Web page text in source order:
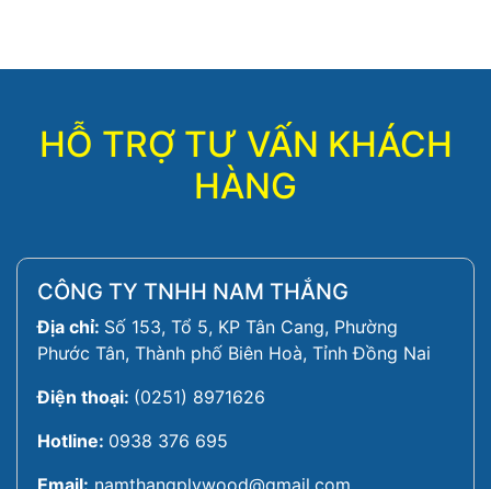
HỖ TRỢ TƯ VẤN KHÁCH
HÀNG
CÔNG TY TNHH NAM THẮNG
Địa chỉ: Số 153, Tổ 5, KP Tân Cang, Phường
Phước Tân, Thành phố Biên Hoà, Tỉnh Đồng Nai
Điện thoại: (0251) 8971626
Hotline: 0938 376 695
Email: namthangplywood@gmail.com